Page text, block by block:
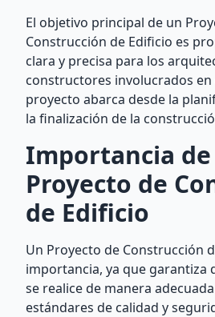
El objetivo principal de un
Construcción de Edificio es
clara y precisa para los
constructores involucrados en
proyecto abarca desde la
la finalización de la
Importancia
Proyecto de
de Edificio
Un Proyecto de Construcción
importancia, ya que garantiza
se realice de manera
estándares de calidad y